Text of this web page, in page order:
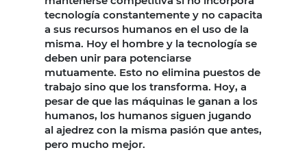
tecnología constantemente y no capacita
a sus recursos humanos en el uso de la
misma. Hoy el hombre y la tecnología se
deben unir para potenciarse
mutuamente. Esto no elimina puestos de
trabajo sino que los transforma. Hoy, a
pesar de que las máquinas le ganan a los
humanos, los humanos siguen jugando
al ajedrez con la misma pasión que antes,
pero mucho mejor.